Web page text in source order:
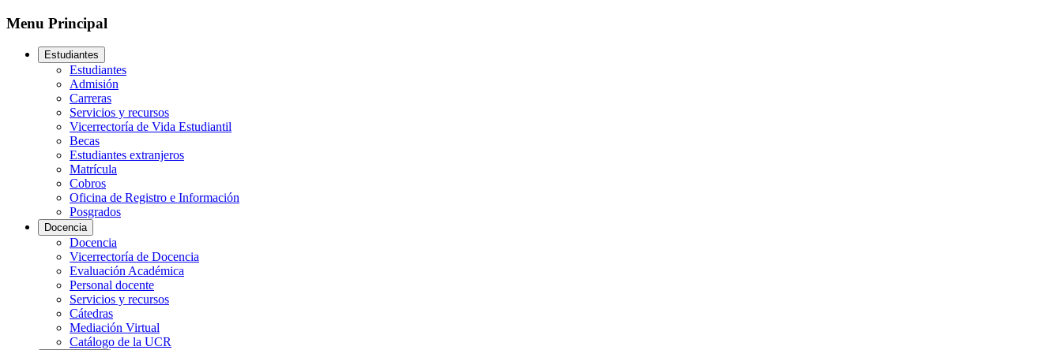
Menu Principal
Estudiantes
Estudiantes
Admisión
Carreras
Servicios y recursos
Vicerrectoría de Vida Estudiantil
Becas
Estudiantes extranjeros
Matrícula
Cobros
Oficina de Registro e Información
Posgrados
Docencia
Docencia
Vicerrectoría de Docencia
Evaluación Académica
Personal docente
Servicios y recursos
Cátedras
Mediación Virtual
Catálogo de la UCR